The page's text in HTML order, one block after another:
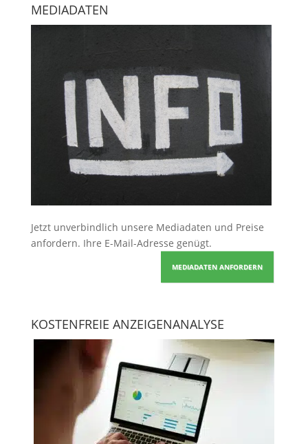
MEDIADATEN
Jetzt unverbindlich unsere Mediadaten und Preise
anfordern. Ihre E-Mail-Adresse genügt.
MEDIADATEN ANFORDERN
KOSTENFREIE ANZEIGENANALYSE